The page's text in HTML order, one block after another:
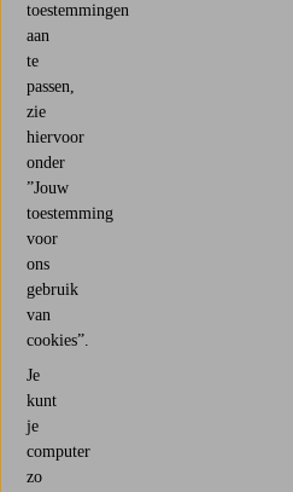
toestemmingen
aan
te
passen,
zie
hiervoor
onder
”Jouw
toestemming
voor
ons
gebruik
van
cookies”.
Je
kunt
je
computer
zo